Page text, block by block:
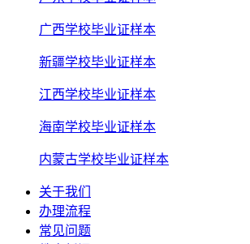
广西学校毕业证样本
新疆学校毕业证样本
江西学校毕业证样本
海南学校毕业证样本
内蒙古学校毕业证样本
关于我们
办理流程
常见问题